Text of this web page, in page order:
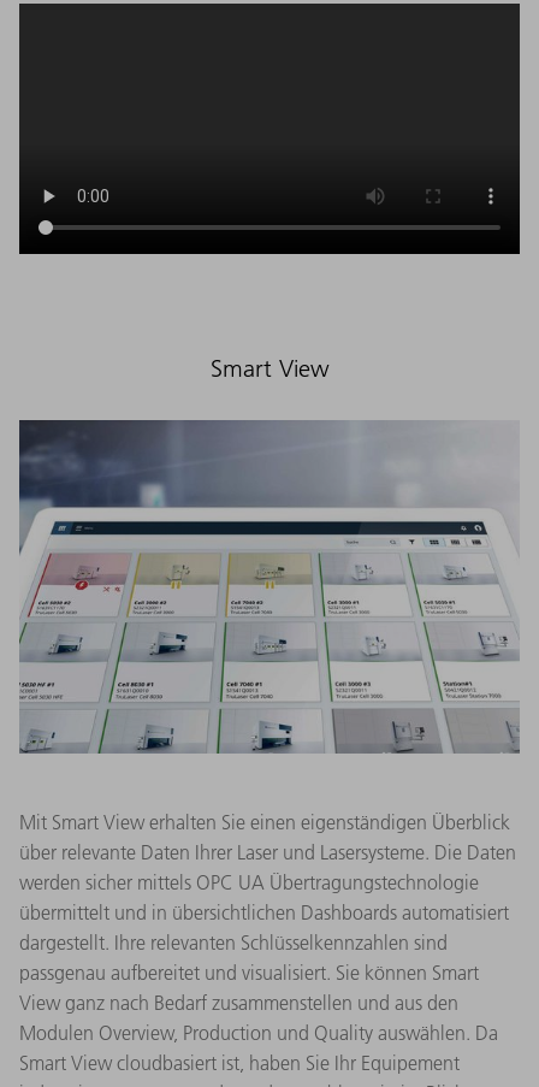
Smart View
Mit Smart View erhalten Sie einen eigenständigen Überblick
über relevante Daten Ihrer Laser und Lasersysteme. Die Daten
werden sicher mittels OPC UA Übertragungstechnologie
übermittelt und in übersichtlichen Dashboards automatisiert
dargestellt. Ihre relevanten Schlüsselkennzahlen sind
passgenau aufbereitet und visualisiert. Sie können Smart
View ganz nach Bedarf zusammenstellen und aus den
Modulen Overview, Production und Quality auswählen. Da
Smart View cloudbasiert ist, haben Sie Ihr Equipement